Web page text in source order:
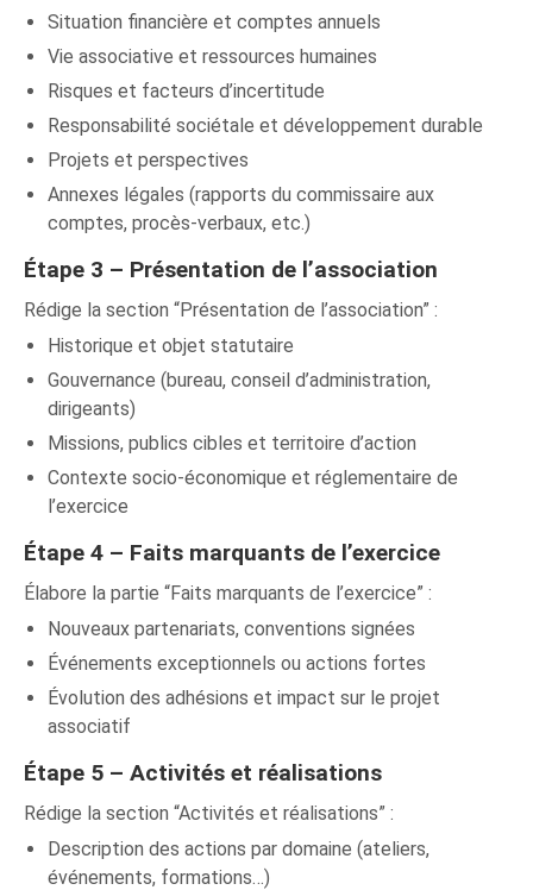
Situation financière et comptes annuels
Vie associative et ressources humaines
Risques et facteurs d’incertitude
Responsabilité sociétale et développement durable
Projets et perspectives
Annexes légales (rapports du commissaire aux
comptes, procès-verbaux, etc.)
Étape 3 – Présentation de l’association
Rédige la section “Présentation de l’association” :
Historique et objet statutaire
Gouvernance (bureau, conseil d’administration,
dirigeants)
Missions, publics cibles et territoire d’action
Contexte socio-économique et réglementaire de
l’exercice
Étape 4 – Faits marquants de l’exercice
Élabore la partie “Faits marquants de l’exercice” :
Nouveaux partenariats, conventions signées
Événements exceptionnels ou actions fortes
Évolution des adhésions et impact sur le projet
associatif
Étape 5 – Activités et réalisations
Rédige la section “Activités et réalisations” :
Description des actions par domaine (ateliers,
événements, formations…)